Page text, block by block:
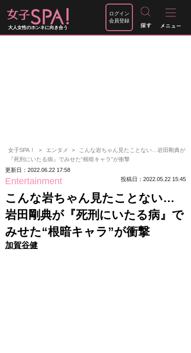
大人女性のホンネに向き合う
ログイン
会員登録
女子SPA！ エンタメ
こんな岩ちゃん見たことない…岩田剛典が
『死刑にいたる病』でみせた“根暗キャラ”が衝撃
更新日：2022.06.22 17:58
Entertainment 投稿日：2022.05.22 15:45
こんな岩ちゃん見たことない…
岩田剛典が『死刑にいたる病』で
みせた“根暗キャラ”が衝撃
加賀谷健